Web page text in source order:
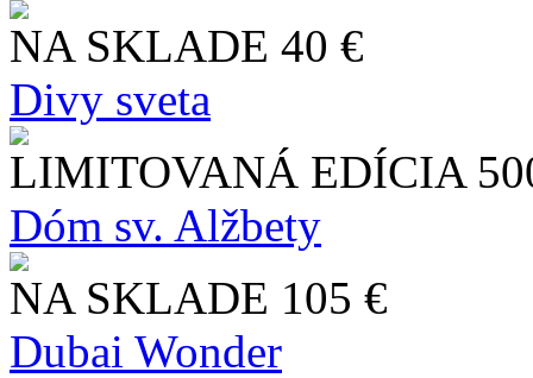
NA SKLADE 40 €
Divy sveta
LIMITOVANÁ EDÍCIA
Dóm sv. Alžbety
NA SKLADE 105 €
Dubai Wonder